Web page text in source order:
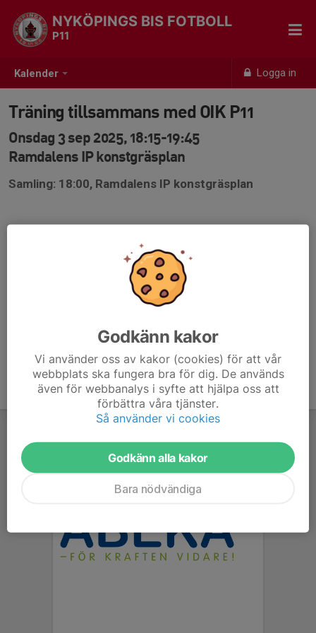
Kalender Logga in
NYKÖPINGS BIS FOTBOLL
P11
Träning tillsammans med OIK P11
Onsdag 3 sep 2025, 18:15-19:45
Ramdalens IP konstgräsplan
Samling: 18:00, Ramdalens IP konstgräsplan
Godkänn kakor
Vi använder oss av kakor (cookies) för att vår
webbplats ska fungera bra för dig. De används
även för webbanalys i syfte att hjälpa oss att
förbättra våra tjänster.
Så använder vi cookies
Godkänn alla kakor
Bara nödvändiga